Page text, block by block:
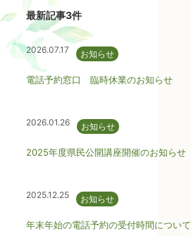
最新記事3件
2026.07.17 お知らせ
電話予約窓口 臨時休業のお知らせ
2026.01.26 お知らせ
2025年度県民公開講座開催のお知らせ
2025.12.25 お知らせ
年末年始の電話予約の受付時間について